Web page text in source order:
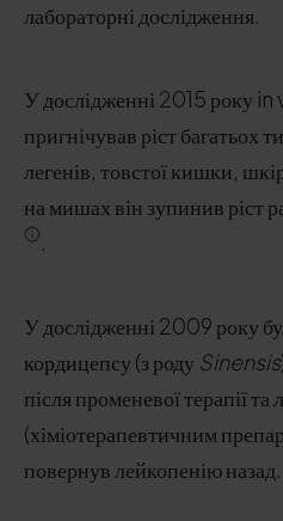
лабораторні дослідження.
У дослідженні 2015 року
пригнічував ріст багатьох
легенів, товстої кишки,
на мишах він зупинив ріст
.
У дослідженні 2009 року
кордицепсу (з роду Sinensis
після променевої терапії
(хіміотерапевтичним
повернув лейкопенію назад.